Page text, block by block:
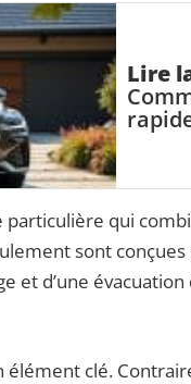
Lire
qui
sont
d’une évacuation
clé.